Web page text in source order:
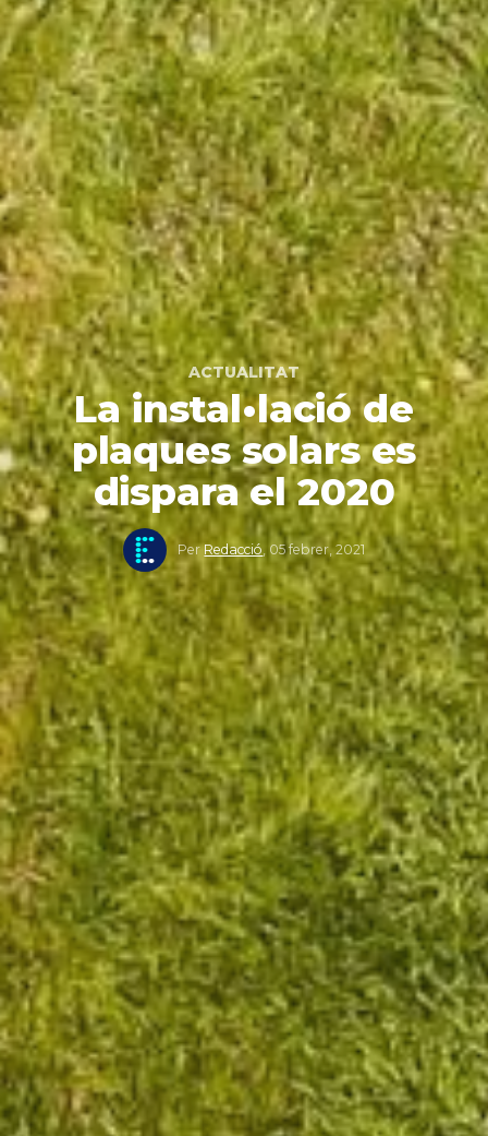
ACTUALITAT
La instal•lació de
plaques solars es
dispara el 2020
PerRedacció 05 febrer, 2021